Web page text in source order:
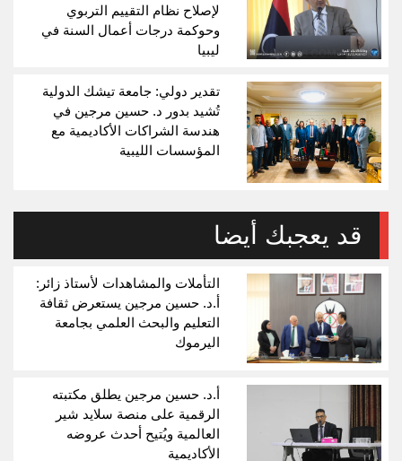
لإصلاح نظام التقييم التربوي
وحوكمة درجات أعمال السنة في
ليبيا
تقدير دولي: جامعة تيشك الدولية
تُشيد بدور د. حسين مرجين في
هندسة الشراكات الأكاديمية مع
المؤسسات الليبية
قد يعجبك أيضا
التأملات والمشاهدات لأستاذ زائر:
أ.د. حسين مرجين يستعرض ثقافة
التعليم والبحث العلمي بجامعة
اليرموك
أ.د. حسين مرجين يطلق مكتبته
الرقمية على منصة سلايد شير
العالمية ويُتيح أحدث عروضه
الأكاديمية